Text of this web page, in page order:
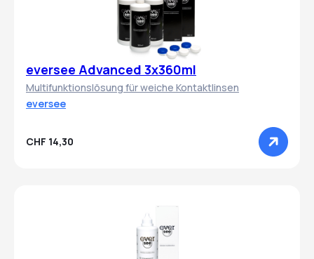
eversee Advanced 3x360ml
Multifunktionslösung für weiche Kontaktlinsen
eversee
CHF 14,30